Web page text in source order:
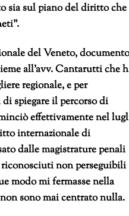
sia sul piano del diritto che
del Veneto, documento
all’avv. Cantarutti che
regionale, e per
spiegare il percorso di
effettivamente nel
internazionale di
dalle magistrature penali
non perseguibili
modo mi fermasse nella
sono mai centrato nulla.